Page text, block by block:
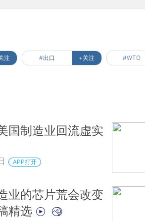
注 #出口 +关注 #WTO
国制造业回流虚实
APP打开
业的芯片荒会改变
精选